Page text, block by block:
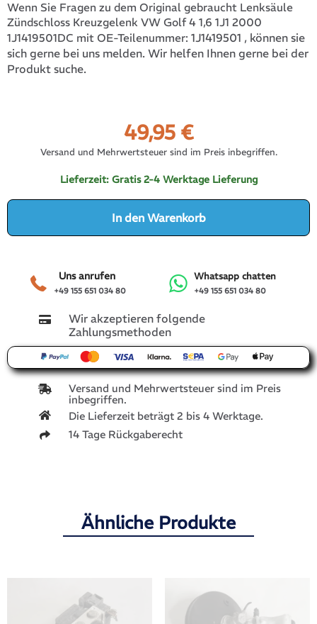
Wenn Sie Fragen zu dem Original gebraucht Lenksäule
Zündschloss Kreuzgelenk VW Golf 4 1,6 1J1 2000
1J1419501DC mit OE-Teilenummer: 1J1419501 , können sie
sich gerne bei uns melden. Wir helfen Ihnen gerne bei der
Produkt suche.
49,95 €
Versand und Mehrwertsteuer sind im Preis inbegriffen.
Lieferzeit: Gratis 2-4 Werktage Lieferung
In den Warenkorb
+49 155 651 034 80
Uns anrufen
+49 155 651 034 80
Whatsapp chatten
Wir akzeptieren folgende
Zahlungsmethoden
Versand und Mehrwertsteuer sind im Preis
inbegriffen.
Die Lieferzeit beträgt 2 bis 4 Werktage.
14 Tage Rückgaberecht
Ähnliche Produkte